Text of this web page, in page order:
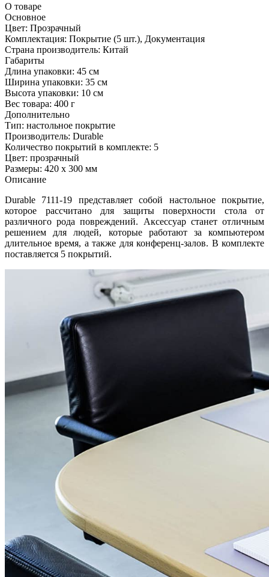
О товаре
Основное
Цвет: Прозрачный
Комплектация: Покрытие (5 шт.), Документация
Страна производитель: Китай
Габариты
Длина упаковки: 45 см
Ширина упаковки: 35 см
Высота упаковки: 10 см
Вес товара: 400 г
Дополнительно
Тип: настольное покрытие
Производитель: Durable
Количество покрытий в комплекте: 5
Цвет: прозрачный
Размеры: 420 х 300 мм
Описание
Durable 7111-19 представляет собой настольное покрытие,
которое рассчитано для защиты поверхности стола от
различного рода повреждений. Аксессуар станет отличным
решением для людей, которые работают за компьютером
длительное время, а также для конференц-залов. В комплекте
поставляется 5 покрытий.